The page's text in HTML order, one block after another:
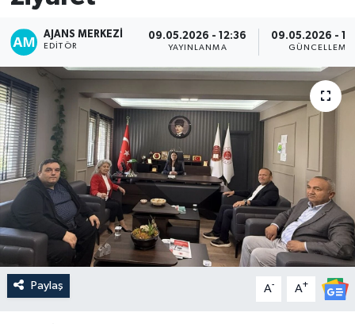
AJANS MERKEZI
EDITÖR
09.05.2026 - 12:36
YAYINLANMA
09.05.2026 -
GÜNCELLEME
Paylaş A- A+